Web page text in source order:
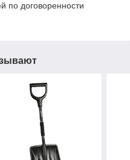
по договоренности